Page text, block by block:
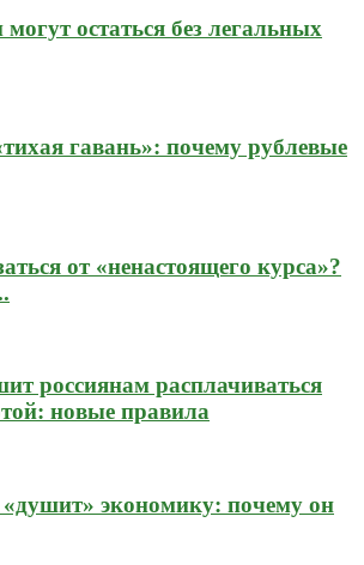
остаться без легальных
гавань»: почему рублевые
от «ненастоящего курса»?
россиянам расплачиваться
новые правила
экономику: почему он